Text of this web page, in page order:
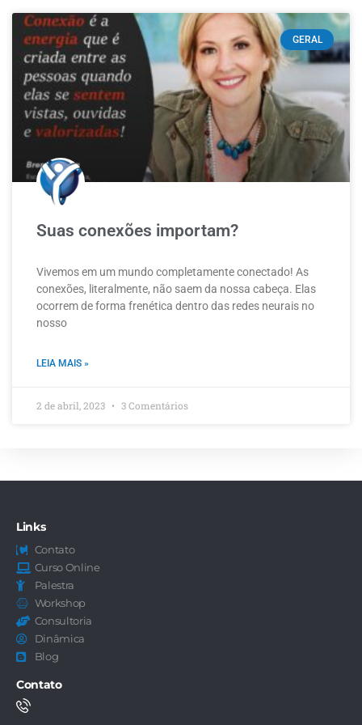
GERAL
Suas conexões importam?
Vivemos em um mundo completamente conectado! As
conexões, literalmente, não saem da nossa cabeça. Elas
ocorrem de forma frenética dentro das redes neurais no
nosso
LEIA MAIS »
2 de abril, 2023 3 Comentários
Contato
Links
Contato
Curso Online
Palestra
Workshop
Consultoria
Dinâmica
Blog